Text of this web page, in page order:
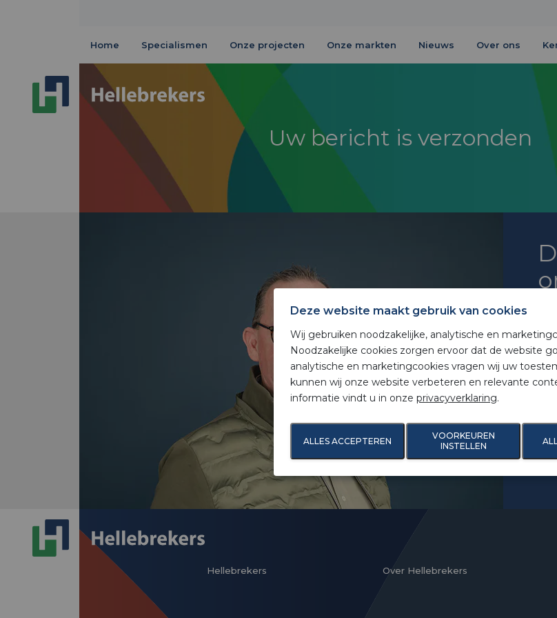
Home Specialismen Onze projecten Onze markten Nieuws Over ons
Uw bericht is verzonden
Deze website maakt gebruik van cookies
Wij gebruiken noodzakelijke, analytische en
Noodzakelijke cookies zorgen ervoor dat de website
analytische en marketingcookies vragen wij uw
kunnen wij onze website verbeteren en relevante
informatie vindt u in onze privacyverklaring.
ALLES ACCEPTEREN
VOORKEUREN
INSTELLEN
Hellebrekers Over Hellebrekers